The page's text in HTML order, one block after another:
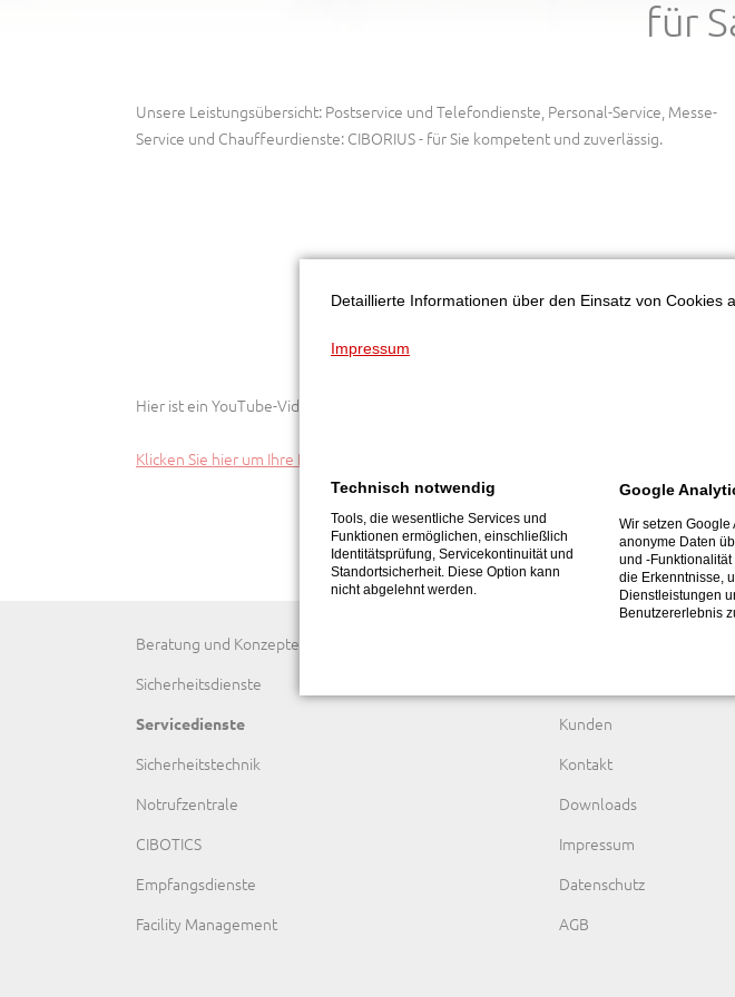
für
Unsere Leistungsübersicht: Postservice und Telefondienste, Personal-Service, Messe-
Service und Chauffeurdienste: CIBORIUS - für Sie kompetent und zuverlässig.
Hier ist ein YouTube-Video eingebunden. Dieser Inhalt wird aufgrund Ihrer fehlenden
Klicken Sie hier um Ihre Einstellungen zu bearbeiten.
Navigation
überspringen
Beratung und Konzepte
Sicherheitsdienste
Servicedienste
Sicherheitstechnik
Notrufzentrale
CIBOTICS
Empfangsdienste
Facility Management
Kunden
Kontakt
Downloads
Impressum
Datenschutz
AGB
Detaillierte Informationen über den Einsatz von Cookies
Impressum
Technisch notwendig
Tools, die wesentliche Services und
Funktionen ermöglichen, einschließlich
Identitätsprüfung, Servicekontinuität und
Standortsicherheit. Diese Option kann
nicht abgelehnt werden.
Google
Wir setzen Google
anonyme Daten
und -
die Erkenntnisse,
Dienstleistungen
Benutzererlebnis